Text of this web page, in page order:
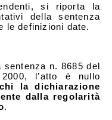
si riporta la
della sentenza
le definizioni date.
n. 8685 del
l’atto è nullo
la dichiarazione
dalla regolarità
.